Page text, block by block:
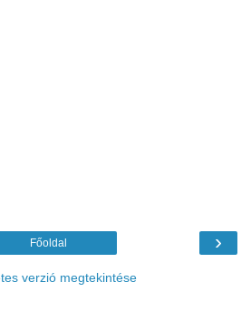
›
Főoldal
verzió megtekintése